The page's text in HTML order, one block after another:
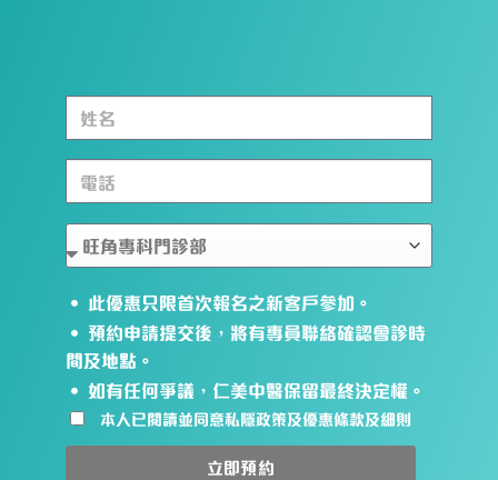
• 此優惠只限首次報名之新客戶參加。
• 預約申請提交後，將有專員聯絡確認會診時
間及地點。
• 如有任何爭議，仁美中醫保留最終決定權。
本人已閱讀並同意私隱政策及優惠條款及細則
立即預約